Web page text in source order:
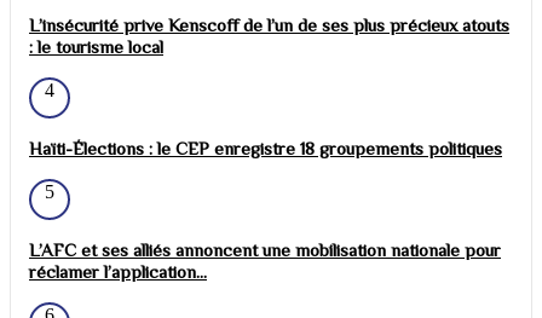
L’insécurité prive Kenscoff de l’un de ses plus précieux atouts
: le tourisme local
4
Haïti-Élections : le CEP enregistre 18 groupements politiques
5
L’AFC et ses alliés annoncent une mobilisation nationale pour
réclamer l’application...